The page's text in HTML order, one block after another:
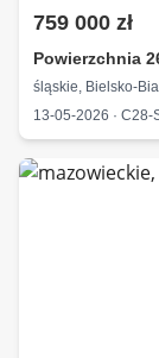
759 000 zł
Powierzchnia
śląskie, Bielsko-
13-05-2026 · C28-